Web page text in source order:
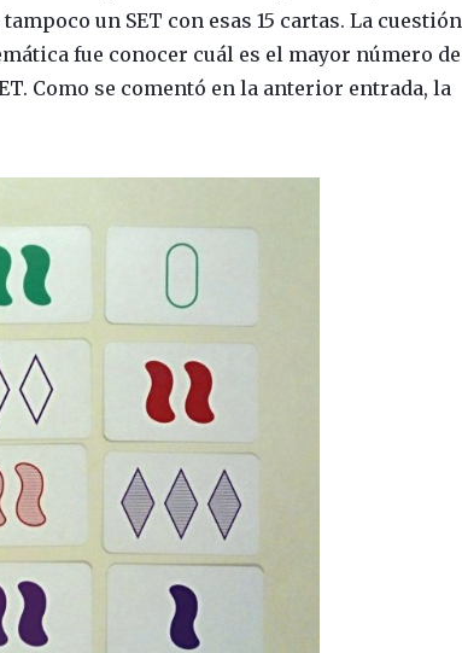
un SET con esas 15 cartas. La cuestión
fue conocer cuál es el mayor número de
Como se comentó en la anterior entrada, la